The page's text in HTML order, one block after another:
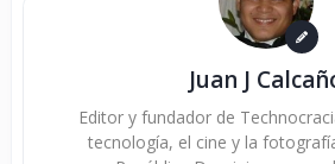
Juan J
Editor y fundador de
tecnología, el cine y la